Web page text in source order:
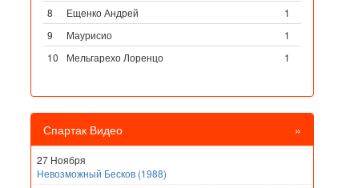
8
Ещенко Андрей
1
9
Маурисио
1
10
Мельгарехо Лоренцо 1
Спартак Видео »
27 Ноября
Невозможный Бесков (1988)